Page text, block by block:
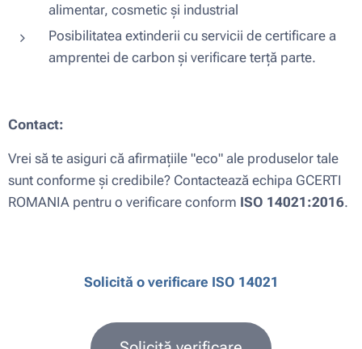
alimentar, cosmetic și industrial
Posibilitatea extinderii cu servicii de certificare a
amprentei de carbon și verificare terță parte.
Contact:
Vrei să te asiguri că afirmațiile "eco" ale produselor tale
sunt conforme și credibile? Contactează echipa GCERTI
ROMANIA pentru o verificare conform ISO 14021:2016.
Solicită o verificare ISO 14021